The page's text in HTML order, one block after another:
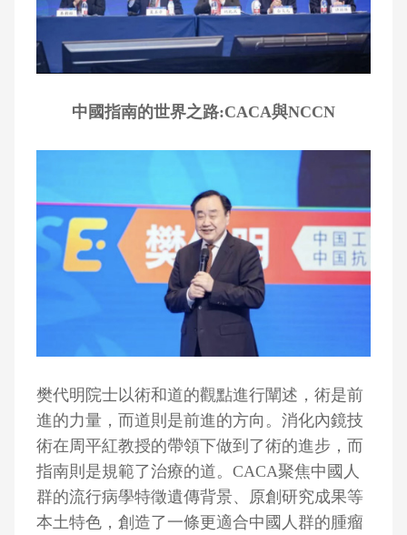
中國指南的世界之路:CACA與NCCN
樊代明院士以術和道的觀點進行闡述，術是前
進的力量，而道則是前進的方向。消化內鏡技
術在周平紅教授的帶領下做到了術的進步，而
指南則是規範了治療的道。CACA聚焦中國人
群的流行病學特徵遺傳背景、原創研究成果等
本土特色，創造了一條更適合中國人群的腫瘤